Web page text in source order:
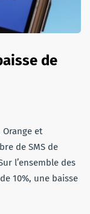
de
et
de SMS de
l’ensemble des
10%, une baisse